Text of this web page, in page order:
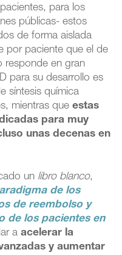
para los
públicas- estos
de forma aislada
por paciente que el de
responde en gran
para su desarrollo es
síntesis química
mientras queestas
para muy
unas decenas en
un libro blanco,
de los
de reembolso y
de los pacientes en
aacelerar la
y aumentar